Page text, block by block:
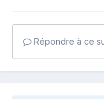
Répondre à ce